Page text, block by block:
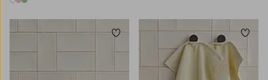
3 farger
Legg til favoritter